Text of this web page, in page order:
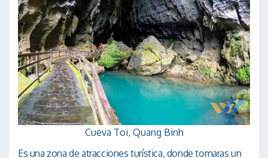
Cueva Toi, Quang Binh
Es una zona de atracciones turística, donde tomaras un